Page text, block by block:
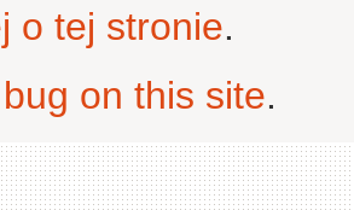
o tej stronie.
on this site.